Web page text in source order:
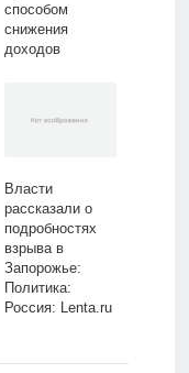
способом
снижения
доходов
Lenta.ru
Власти
рассказали о
подробностях
взрыва в
Запорожье:
Политика:
Россия: Lenta.ru